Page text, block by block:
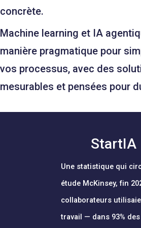
concrète.
Machine learning et IA
manière pragmatique pour
vos processus, avec des
mesurables et pensées pour
StartIA
Une statistique qui
étude McKinsey, fin
collaborateurs
travail — dans 93%